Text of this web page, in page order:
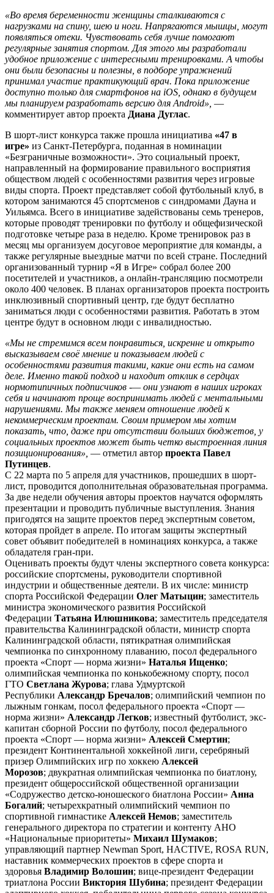
«Во время беременности женщины сталкиваются с
нагрузками на спину, шею и ноги. Напрягаются мышцы, могут
появляться отеки. Чувствовать себя лучше помогают
регулярные занятия спортом. Для этого мы разработали
удобное приложение с интересными тренировками. А чтобы
они были безопасны и полезны, в подборе упражнений
принимал участие практикующий врач. Пока приложение
доступно только для смартфонов на iOS, однако в будущем
мы планируем разработать версию для Android», —
комментирует автор проекта Диана Дуглас.
В шорт-лист конкурса также прошла инициатива «47 в
игре» из Санкт-Петербурга, поданная в номинации
«Безграничные возможности». Это социальный проект,
направленный на формирование правильного восприятия
обществом людей с особенностями развития через игровые
виды спорта. Проект представляет собой футбольный клуб, в
котором занимаются 45 спортсменов с синдромами Дауна и
Уильямса. Всего в инициативе задействованы семь тренеров,
которые проводят тренировки по футболу и общефизической
подготовке четыре раза в неделю. Кроме тренировок раз в
месяц мы организуем досуговое мероприятие для команды, а
также регулярные выездные матчи по всей стране. Последний
организованный турнир «Я в Игре» собрал более 200
посетителей и участников, а онлайн-трансляцию посмотрели
около 400 человек. В планах организаторов проекта построить
инклюзивный спортивный центр, где будут бесплатно
заниматься люди с особенностями развития. Работать в этом
центре будут в основном люди с инвалидностью.
«Мы не стремимся всем понравиться, искренне и открыто
высказываем своё мнение и показываем людей с
особенностями развития такими, какие они есть на самом
деле. Именно такой подход и находит отклик в сердцах
нормотипичных подписчиков -— они узнают в наших игроках
себя и начинают проще воспринимать людей с ментальными
нарушениями. Мы также меняем отношение людей к
некоммерческим проектам. Своим примером мы хотим
показать, что, даже при отсутствии больших бюджетов, у
социальных проектов может быть четко выстроенная линия
позиционирования», — отметил автор проекта Павел
Путинцев.
С 22 марта по 5 апреля для участников, прошедших в шорт-
лист, проводится дополнительная образовательная программа.
За две недели обучения авторы проектов научатся оформлять
презентации и проводить публичные выступления. Знания
пригодятся на защите проектов перед экспертным советом,
которая пройдет в апреле. По итогам защиты экспертный
совет объявит победителей в номинациях конкурса, а также
обладателя гран-при.
Оценивать проекты будут члены экспертного совета конкурса:
российские спортсмены, руководители спортивной
индустрии и общественные деятели. В их числе: министр
спорта Российской Федерации Олег Матыцин; заместитель
министра экономического развития Российской
Федерации Татьяна Илюшникова; заместитель председателя
правительства Калининградской области, министр спорта
Калининградской области, пятикратная олимпийская
чемпионка по синхронному плаванию, посол федерального
проекта «Спорт — норма жизни» Наталья Ищенко;
олимпийская чемпионка по конькобежному спорту, посол
ГТО Светлана Журова; глава Удмуртской
Республики Александр Бречалов; олимпийский чемпион по
лыжным гонкам, посол федерального проекта «Спорт —
норма жизни» Александр Легков; известный футболист, экс-
капитан сборной России по футболу, посол федерального
проекта «Спорт — норма жизни» Алексей Смертин;
президент Континентальной хоккейной лиги, серебряный
призер Олимпийских игр по хоккею Алексей
Морозов; двукратная олимпийская чемпионка по биатлону,
президент общероссийской общественной организации
«Содружество детско-юношеского биатлона России» Анна
Богалий; четырехкратный олимпийский чемпион по
спортивной гимнастике Алексей Немов; заместитель
генерального директора по стратегии и контенту АНО
«Национальные приоритеты» Михаил Шумаков;
управляющий партнер Newman Sport, HACTIVE, ROSA RUN,
наставник коммерческих проектов в сфере спорта и
здоровья Владимир Волошин; вице-президент Федерации
триатлона России Виктория Шубина; президент Федерации